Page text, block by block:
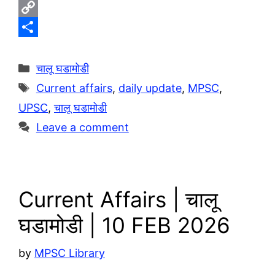
e
g
r
a
m
W
h
t
s
A
p
C
p
y
L
i
h
a
r
e
Categories
चालू घडामोडी
Tags
Current affairs, daily update, MPSC,
UPSC,चालू घडामोडी
Leave a comment
Current Affairs | चालू
घडामोडी | 10 FEB 2026
by MPSC Library